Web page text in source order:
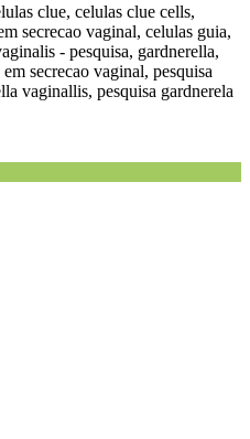
clue, celulas clue cells,
secrecao vaginal, celulas guia,
- pesquisa, gardnerella,
secrecao vaginal, pesquisa
vaginallis, pesquisa gardnerela